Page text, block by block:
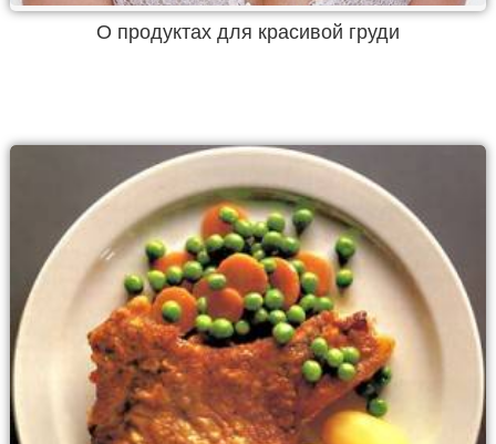
О продуктах для красивой груди